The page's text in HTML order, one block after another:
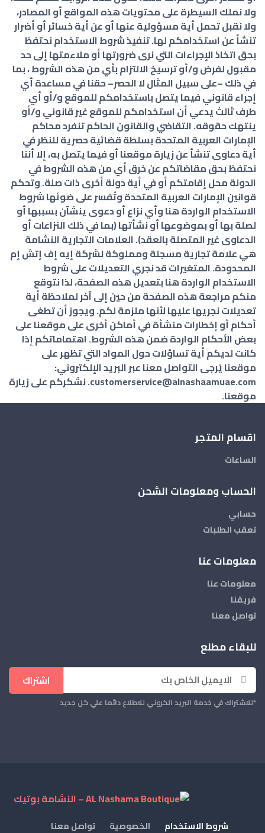
ولا نملك السيطرة على محتويات هذه المواقع أو المصادر،
ولا نقبل تحمل أية مسؤولية عنها أو عن أية خسائر أو أضرار
تنشأ عن استخدامكم لها. تنفيذ شروط الاستخدام نحتفظ
بحق اتخاذ الإجراءات التي نرى ضرورتها أو ملاءمتها إلى حد
مقبول لفرض و/أو ترسيخ الالتزام بأي من هذه الشروط ، بما
في ذلك –على سبيل المثال لا الحصر– حقنا في مساعدة أي
إجراء قانوني فيما يتصل باستخدامكم للموقع و/أو أي
طرف ثالث يدعي أن استخدامكم للموقع غير قانوني و/أو
ينتهك حقوقه. التقاضي والقانون الحاكم تنفرد محاكم
الإمارات العربية المتحدة بسلطة قضائية حصرية للنظر في
أية دعاوى تنشأ عن زيارة موقعنا أو فيما يتصل به، إلا أننا
نحتفظ بحق مقاضاتكم عن خرق أي من هذه الشروط في
الدولة محل إقامتكم أو في أية دولة أخرى ذات صلة. وتحكم
قوانين الإمارات العربية المتحدة وتُفسر على ضوئها شروط
الاستخدام الواردة هنا وأي نزاع أو دعوى ينشآن بسببها أو
لصلة بها أو بموضوعها أو نشأتها (بما في ذلك النزاعات أو
الدعاوى غير المتصلة بالعقد). العلامات التجارية النشامة
هي علامة تجارية مسجلة ومملوكة لشركة إيه إف إتش إم
المحدودة. المتغيرات قد نجري التعديلات على شروط
الاستخدام الواردة هنا بتعديل هذه الصفحة، لذا نتوقع
منكم مراجعة هذه الصفحة من حين إلى آخر لملاحظة أية
تعديلات نجريها عليها لأنها ملزمة لكم. ويجوز أن تطغى
أحكام أو إخطارات منشأة في أماكن أخرى على موقعنا على
بعض الأحكام الواردة ضمن هذه الشروط. اهتماماتكم إذا
كانت لديكم أية تساؤلات حول المواد التي تظهر على
موقعنا يُرجى التواصل معنا عبر البريد الإلكتروني:
customerservice@alnashaamuae.com. نشكركم على زيارة
موقعنا.
اقسام المتجر
الساعات
الحساب ومعلومات الشحن
حسابي
تعقب الطلبات
معلومات عنا
معلومات عنا
فريقنا
تواصل معنا
للبقاء مطلع
اشتراك
*للاشتراك في خدمة البريد الكروني للاطلاع دائما علي كل جديد
شروط الاستخدام الخصوصية تواصل معنا